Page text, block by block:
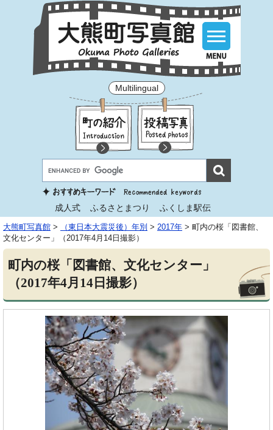
Multilingual
成人式 ふるさとまつり ふくしま駅伝
大熊町写真館 > （東日本大震災後）年別 > 2017年 > 町内の桜「図書館、
文化センター」（2017年4月14日撮影）
町内の桜「図書館、文化センター」
（2017年4月14日撮影）